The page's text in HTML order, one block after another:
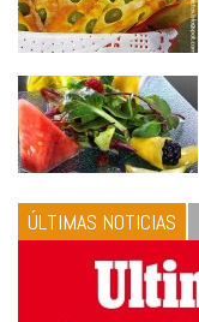
ÚLTIMAS NOTICIAS